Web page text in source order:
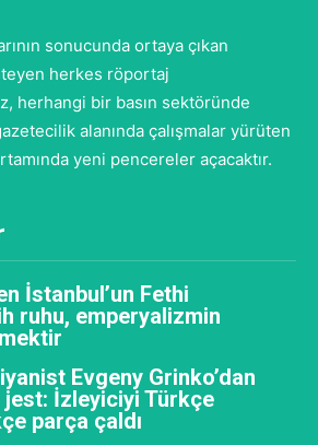
sonucunda ortaya çıkan
herkes röportaj
herhangi bir basın sektöründe
alanında çalışmalar yürüten
yeni pencereler açacaktır.
İstanbul’un Fethi
ruhu, emperyalizmin
Evgeny Grinko’dan
jest: İzleyiciyi Türkçe
parça çaldı